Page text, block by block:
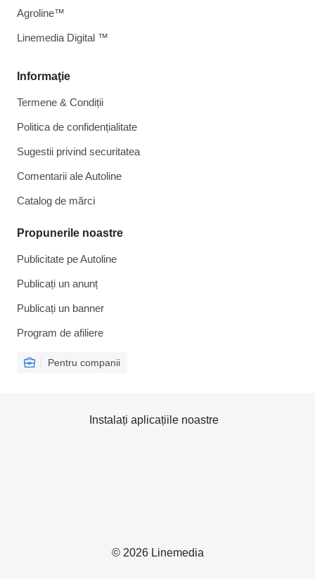
Informaţie
Termene & Condiții
Politica de confidențialitate
Sugestii privind securitatea
Comentarii ale Autoline
Catalog de mărcі
Propunerile noastre
Publicitate pe Autoline
Publicați un anunț
Publicați un banner
Program de afiliere
Pentru companii
Agroline™
Linemedia Digital ™
© 2026 Linemedia
Instalați aplicațiile noastre